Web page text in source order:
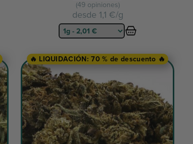
(49 opiniones)
desde 1,1 €/g
🔥 LIQUIDACIÓN: 70 % de descuento 🔥